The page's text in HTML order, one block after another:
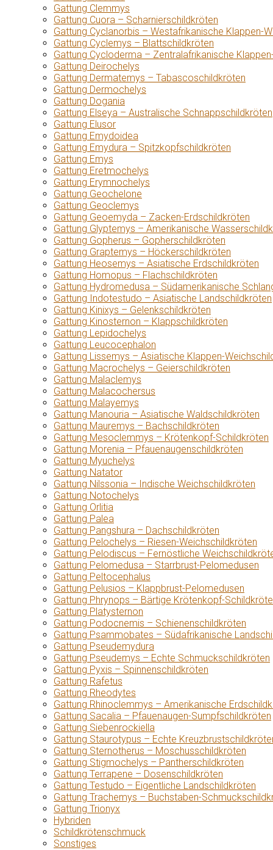
Gattung Clemmys
Gattung Cuora – Scharnierschildkröten
Gattung Cyclanorbis – Westafrikanische Klappen-
Gattung Cyclemys – Blattschildkröten
Gattung Cycloderma – Zentralafrikanische
Gattung Deirochelys
Gattung Dermatemys – Tabascoschildkröten
Gattung Dermochelys
Gattung Dogania
Gattung Elseya – Australische Schnappschildkröten
Gattung Elusor
Gattung Emydoidea
Gattung Emydura – Spitzkopfschildkröten
Gattung Emys
Gattung Eretmochelys
Gattung Erymnochelys
Gattung Geochelone
Gattung Geoclemys
Gattung Geoemyda – Zacken-Erdschildkröten
Gattung Glyptemys – Amerikanische
Gattung Gopherus – Gopherschildkröten
Gattung Graptemys – Höckerschildkröten
Gattung Heosemys – Asiatische Erdschildkröten
Gattung Homopus – Flachschildkröten
Gattung Hydromedusa – Südamerikanische
Gattung Indotestudo – Asiatische Landschildkröten
Gattung Kinixys – Gelenkschildkröten
Gattung Kinosternon – Klappschildkröten
Gattung Lepidochelys
Gattung Leucocephalon
Gattung Lissemys – Asiatische Klappen-
Gattung Macrochelys – Geierschildkröten
Gattung Malaclemys
Gattung Malacochersus
Gattung Malayemys
Gattung Manouria – Asiatische Waldschildkröten
Gattung Mauremys – Bachschildkröten
Gattung Mesoclemmys – Krötenkopf-Schildkröten
Gattung Morenia – Pfauenaugenschildkröten
Gattung Myuchelys
Gattung Natator
Gattung Nilssonia – Indische Weichschildkröten
Gattung Notochelys
Gattung Orlitia
Gattung Palea
Gattung Pangshura – Dachschildkröten
Gattung Pelochelys – Riesen-Weichschildkröten
Gattung Pelodiscus – Fernöstliche
Gattung Pelomedusa – Starrbrust-Pelomedusen
Gattung Peltocephalus
Gattung Pelusios – Klappbrust-Pelomedusen
Gattung Phrynops – Bärtige Krötenkopf-
Gattung Platysternon
Gattung Podocnemis – Schienenschildkröten
Gattung Psammobates – Südafrikanische
Gattung Pseudemydura
Gattung Pseudemys – Echte Schmuckschildkröten
Gattung Pyxis – Spinnenschildkröten
Gattung Rafetus
Gattung Rheodytes
Gattung Rhinoclemmys – Amerikanische
Gattung Sacalia – Pfauenaugen-Sumpfschildkröten
Gattung Siebenrockiella
Gattung Staurotypus – Echte
Gattung Sternotherus – Moschusschildkröten
Gattung Stigmochelys – Pantherschildkröten
Gattung Terrapene – Dosenschildkröten
Gattung Testudo – Eigentliche Landschildkröten
Gattung Trachemys – Buchstaben-
Gattung Trionyx
Hybriden
Schildkrötenschmuck
Sonstiges